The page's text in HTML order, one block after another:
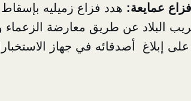
عمايعة: هدد فزاع زميليه
البلاد عن طريق معارضة الزعماء
إبلاغ أصدقائه في جهاز